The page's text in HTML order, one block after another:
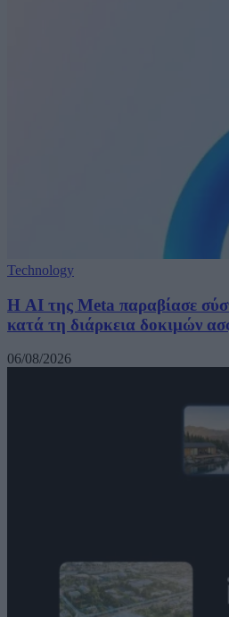
Technology
Η AI της Meta παραβίασε
κατά τη διάρκεια δοκιμών
06/08/2026